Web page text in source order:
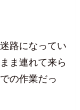
路になってい
ま連れて来ら
の作業だっ